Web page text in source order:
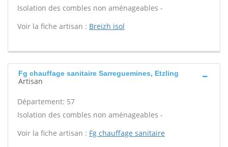
Isolation des combles non aménageables -
Voir la fiche artisan : Breizh isol
Fg chauffage sanitaire Sarreguemines, Etzling
Artisan
Département: 57
Isolation des combles non aménageables -
Voir la fiche artisan : Fg chauffage sanitaire